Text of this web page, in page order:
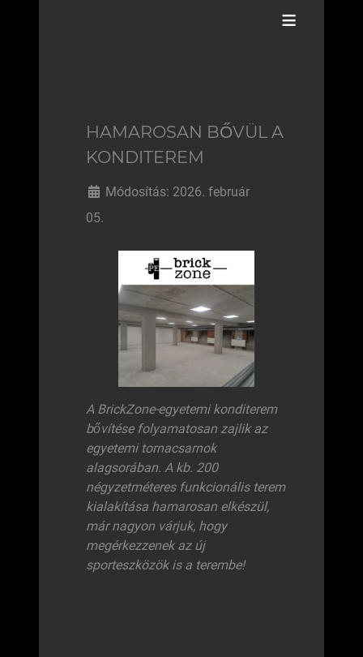
≡
HAMAROSAN BŐVÜL A
KONDITEREM
Módosítás: 2026. február
05.
A BrickZone-egyetemi konditerem
bővítése folyamatosan zajlik az
egyetemi tornacsarnok
alagsorában. A kb. 200
négyzetméteres funkcionális terem
kialakítása hamarosan elkészül,
már nagyon várjuk, hogy
megérkezzenek az új
sporteszközök is a terembe!